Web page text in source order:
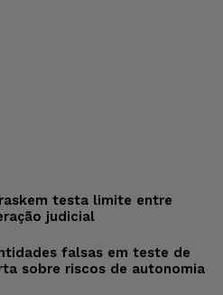
testa limite entre
judicial
falsas em teste de
sobre riscos de autonomia